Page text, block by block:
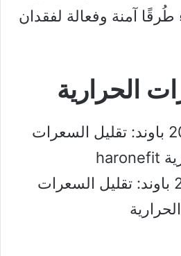
طُرقًا آمنة وفعالة لفقدان
الحرارية
كيفية إنقاص 20 باوند: تقليل السعرات
الحرارية